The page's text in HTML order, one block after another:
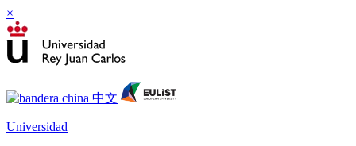
×
Universidad